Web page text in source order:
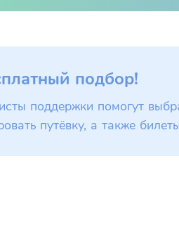
подбор!
поддержки помогут
путёвку, а также